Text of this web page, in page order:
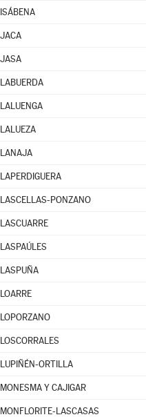
ISÁBENA
JACA
JASA
LABUERDA
LALUENGA
LALUEZA
LANAJA
LAPERDIGUERA
LASCELLAS-PONZANO
LASCUARRE
LASPAÚLES
LASPUÑA
LOARRE
LOPORZANO
LOSCORRALES
LUPIÑÉN-ORTILLA
MONESMA Y CAJIGAR
MONFLORITE-LASCASAS